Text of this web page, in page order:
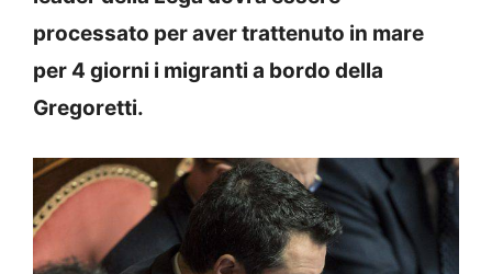
processato per aver trattenuto in mare
per 4 giorni i migranti a bordo della
Gregoretti.